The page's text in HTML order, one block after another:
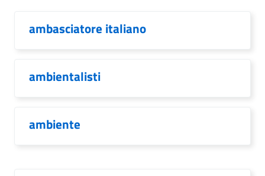
ambasciatore italiano
ambientalisti
ambiente